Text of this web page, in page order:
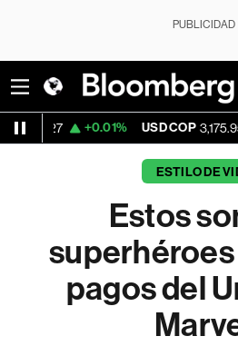
PUBLICIDAD
+0.01% USD COP 3,175.95 -0.63%
ESTILO DE
Estos
pagos del